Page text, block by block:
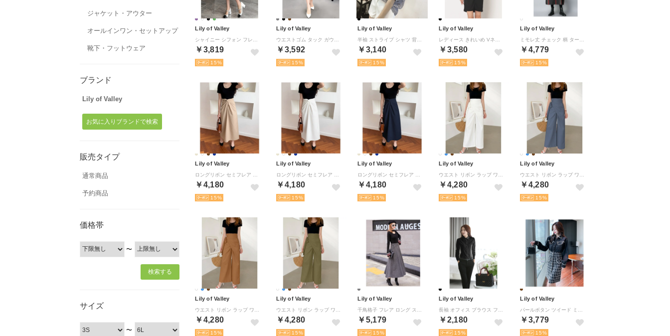
ジャケット・アウター
オールインワン・セットアップ
靴下・フットウェア
ブランド
Lily of Valley
お気に入りブランドで検索
販売タイプ
通常商品
予約商品
価格帯
〜
サイズ
〜
Lily of Valley
￥3,819
15
Lily of Valley
￥3,592
15
Lily of Valley
￥3,140
15
Lily of Valley
￥3,580
15
Lily of Valley
￥4,779
15
Lily of Valley
￥4,180
15
Lily of Valley
￥4,180
15
Lily of Valley
￥4,180
15
Lily of Valley
￥4,280
15
Lily of Valley
￥4,280
15
Lily of Valley
￥4,280
15
Lily of Valley
￥4,280
15
Lily of Valley
￥5,179
15
Lily of Valley
￥2,180
15
Lily of Valley
￥3,779
15